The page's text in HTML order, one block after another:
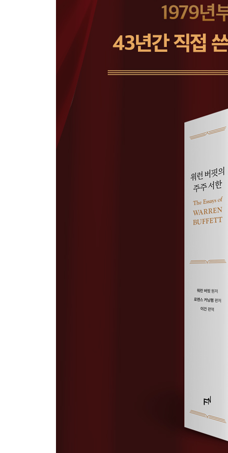
5장. 기업 인수
A. 비싼 가격을 치르는 나쁜 동기
B. 합리적인 자사주 매입과 그린메일
C. 차입매수의 허와 실
D. 건전한 인수 정책
E. 윈윈하는 기업 매각
F. 버크셔의 인수 강점
6장. 가치 평가
A. 이솝과 비효율적 숲 이론